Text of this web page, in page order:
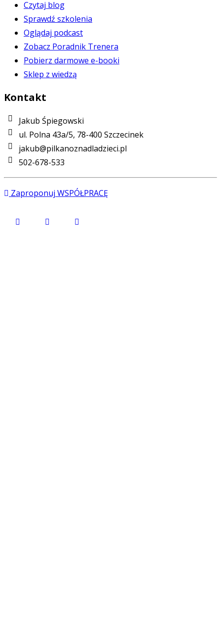
Czytaj blog
Sprawdź szkolenia
Oglądaj podcast
Zobacz Poradnik Trenera
Pobierz darmowe e-booki
Sklep z wiedzą
Kontakt
Jakub Śpiegowski
ul. Polna 43a/5, 78-400 Szczecinek
jakub@pilkanoznadladzieci.pl
502-678-533
Zaproponuj WSPÓŁPRACĘ